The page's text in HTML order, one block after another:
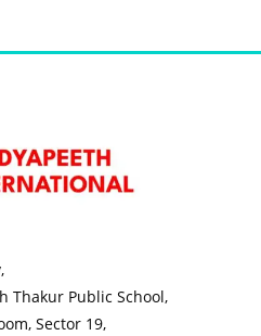
Thakur Public School,
Sector 19,